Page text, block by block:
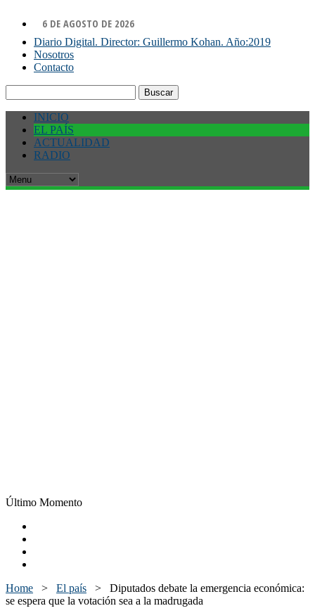
6 DE AGOSTO DE 2026
Diario Digital. Director: Guillermo Kohan. Año:2019
Nosotros
Contacto
INICIO
EL PAÍS
ACTUALIDAD
RADIO
Último Momento
Home > El país > Diputados debate la emergencia económica:
se espera que la votación sea a la madrugada